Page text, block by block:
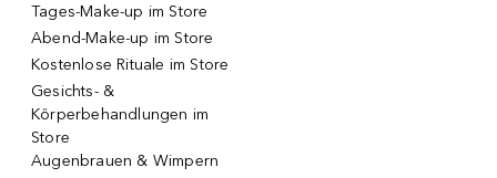
Tages-Make-up im Store
Abend-Make-up im Store
Kostenlose Rituale im Store
Gesichts- &
Körperbehandlungen im
Store
Augenbrauen & Wimpern